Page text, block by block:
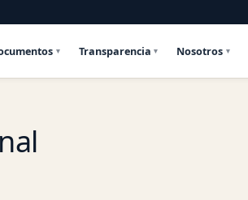
Transparencia Nosotros